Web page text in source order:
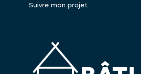
Suivre mon projet